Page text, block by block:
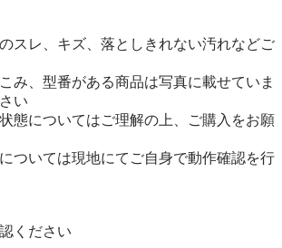
スレ、キズ、落としきれない汚れなどご
み、型番がある商品は写真に載せていま
い
態についてはご理解の上、ご購入をお願
ついては現地にてご自身で動作確認を行
ください